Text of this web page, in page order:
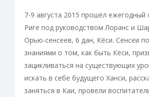
7-9 августа 2015 прошёл ежегодный
Риге под руководством Лоранс и
Орью-сенсеев, 6 дан, Кёси. Сенсеи
знаниями о том, как быть Кёси,
зацикливаться на существующих
искать в себе будущего Ханси,
заняться в Каи, провели